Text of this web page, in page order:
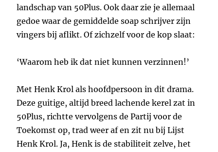
landschap van 50Plus. Ook daar zie je allemaal
gedoe waar de gemiddelde soap schrijver zijn
vingers bij aflikt. Of zichzelf voor de kop slaat:
‘Waarom heb ik dat niet kunnen verzinnen!’
Met Henk Krol als hoofdpersoon in dit drama.
Deze guitige, altijd breed lachende kerel zat in
50Plus, richtte vervolgens de Partij voor de
Toekomst op, trad weer af en zit nu bij Lijst
Henk Krol. Ja, Henk is de stabiliteit zelve, het